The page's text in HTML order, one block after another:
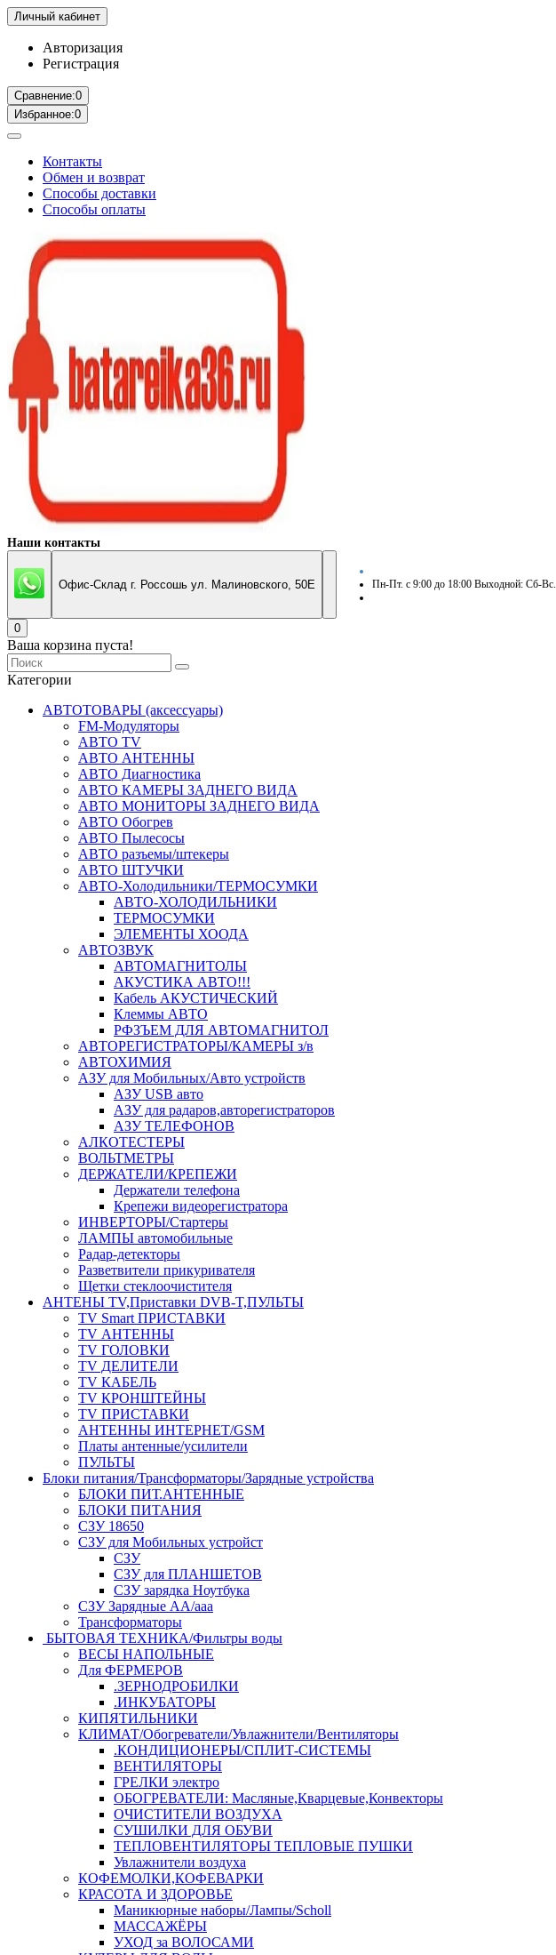
Личный кабинет
Авторизация
Регистрация
Сравнение:0
Избранное:0
Контакты
Обмен и возврат
Способы доставки
Способы оплаты
Наши контакты
Офис-Склад г. Россошь ул. Малиновского, 50Е Пн-Пт. с 9:00 до 18:00 Выходной: Сб-Вс.
0
Ваша корзина пуста!
Категории
АВТОТОВАРЫ (аксессуары)
FM-Модуляторы
АВТО TV
АВТО АНТЕННЫ
АВТО Диагностика
АВТО КАМЕРЫ ЗАДНЕГО ВИДА
АВТО МОНИТОРЫ ЗАДНЕГО ВИДА
АВТО Обогрев
АВТО Пылесосы
АВТО разъемы/штекеры
АВТО ШТУЧКИ
АВТО-Холодильники/ТЕРМОСУМКИ
АВТО-ХОЛОДИЛЬНИКИ
ТЕРМОСУМКИ
ЭЛЕМЕНТЫ ХООДА
АВТОЗВУК
АВТОМАГНИТОЛЫ
АКУСТИКА АВТО!!!
Кабель АКУСТИЧЕСКИЙ
Клеммы АВТО
РФЗЪЕМ ДЛЯ АВТОМАГНИТОЛ
АВТОРЕГИСТРАТОРЫ/КАМЕРЫ з/в
АВТОХИМИЯ
АЗУ для Мобильных/Авто устройств
АЗУ USB авто
АЗУ для радаров,авторегистраторов
АЗУ ТЕЛЕФОНОВ
АЛКОТЕСТЕРЫ
ВОЛЬТМЕТРЫ
ДЕРЖАТЕЛИ/КРЕПЕЖИ
Держатели телефона
Крепежи видеорегистратора
ИНВЕРТОРЫ/Стартеры
ЛАМПЫ автомобильные
Радар-детекторы
Разветвители прикуривателя
Щетки стеклоочистителя
АНТЕНЫ ТV,Приставки DVB-T,ПУЛЬТЫ
TV Smart ПРИСТАВКИ
TV АНТЕННЫ
TV ГОЛОВКИ
TV ДЕЛИТЕЛИ
TV КАБЕЛЬ
TV КРОНШТЕЙНЫ
TV ПРИСТАВКИ
АНТЕННЫ ИНТЕРНЕТ/GSM
Платы антенные/усилители
ПУЛЬТЫ
Блоки питания/Трансформаторы/Зарядные устройства
БЛОКИ ПИТ.АНТЕННЫЕ
БЛОКИ ПИТАНИЯ
СЗУ 18650
СЗУ для Мобильных устройст
СЗУ
СЗУ для ПЛАНШЕТОВ
СЗУ зарядка Ноутбука
СЗУ Зарядные АА/ааа
Трансформаторы
БЫТОВАЯ ТЕХНИКА/Фильтры воды
ВЕСЫ НАПОЛЬНЫЕ
Для ФЕРМЕРОВ
.ЗЕРНОДРОБИЛКИ
.ИНКУБАТОРЫ
КИПЯТИЛЬНИКИ
КЛИМАТ/Обогреватели/Увлажнители/Вентиляторы
.КОНДИЦИОНЕРЫ/СПЛИТ-СИСТЕМЫ
ВЕНТИЛЯТОРЫ
ГРЕЛКИ электро
ОБОГРЕВАТЕЛИ: Масляные,Кварцевые,Конвекторы
ОЧИСТИТЕЛИ ВОЗДУХА
СУШИЛКИ ДЛЯ ОБУВИ
ТЕПЛОВЕНТИЛЯТОРЫ ТЕПЛОВЫЕ ПУШКИ
Увлажнители воздуха
КОФЕМОЛКИ,КОФЕВАРКИ
КРАСОТА И ЗДОРОВЬЕ
Маникюрные наборы/Лампы/Scholl
МАССАЖЁРЫ
УХОД за ВОЛОСАМИ